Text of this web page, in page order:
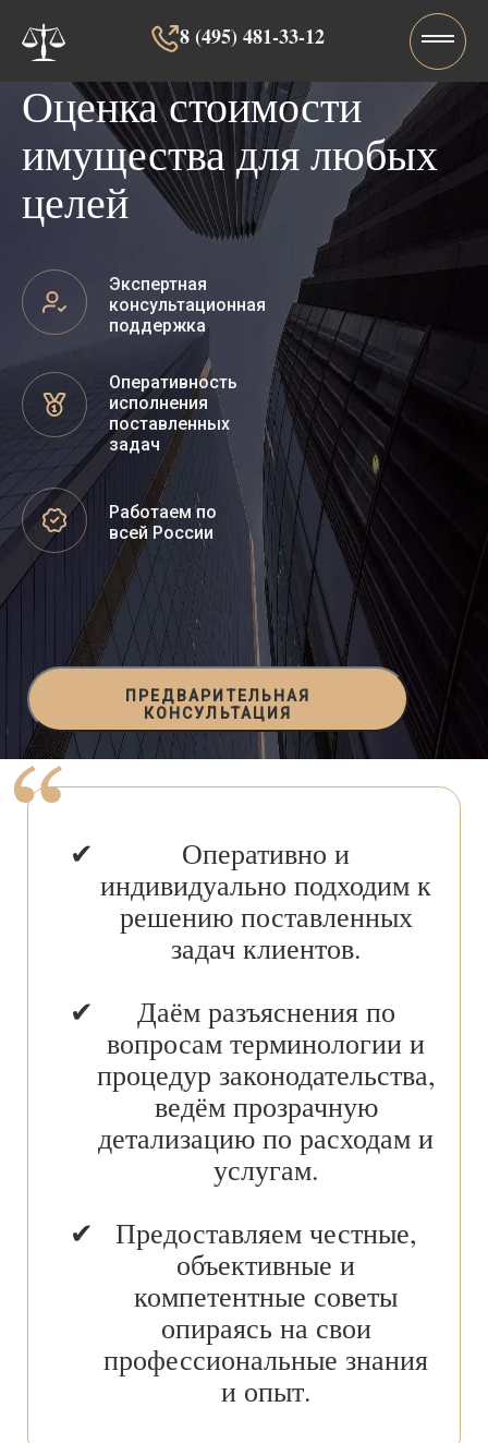
8 (495) 481-33-12‬‬
Оценка стоимости
имущества для любых
целей
Экспертная
консультационная
поддержка
Оперативность
исполнения
поставленных
задач
Работаем по
всей России
ПРЕДВАРИТЕЛЬНАЯ
КОНСУЛЬТАЦИЯ
Оперативно и
индивидуально подходим к
решению поставленных
задач клиентов.
Даём разъяснения по
вопросам терминологии и
процедур законодательства,
ведём прозрачную
детализацию по расходам и
услугам.
Предоставляем честные,
объективные и
компетентные советы
опираясь на свои
профессиональные знания
и опыт.